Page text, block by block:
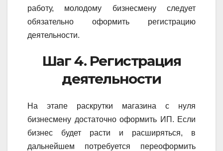
работу, молодому бизнесмену следует
обязательно оформить регистрацию
деятельности.
Шаг 4. Регистрация
деятельности
На этапе раскрутки магазина с нуля
бизнесмену достаточно оформить ИП. Если
бизнес будет расти и расширяться, в
дальнейшем потребуется переоформить